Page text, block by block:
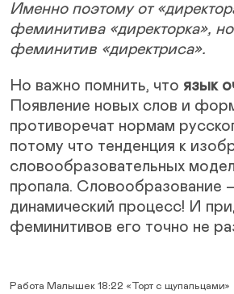
Именно поэтому от
феминитива «директорка»,
феминитив «директриса».
Но важно помнить, что язык
Появление новых слов и
противоречат нормам
потому что тенденция к
словообразовательных
пропала. Словообразование
динамический процесс! И
феминитивов его точно не
Работа Малышек 18:22 «Торт с щупальцами»